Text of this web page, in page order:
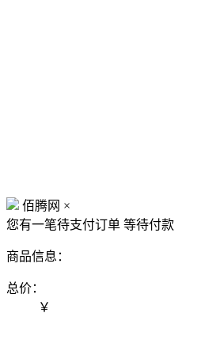
佰腾网 ×
您有一笔待支付订单 等待付款
商品信息：
总价：
￥